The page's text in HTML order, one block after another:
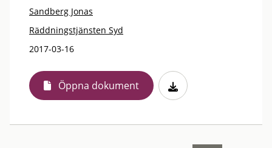
Sandberg Jonas
Räddningstjänsten Syd
2017-03-16
Öppna dokument